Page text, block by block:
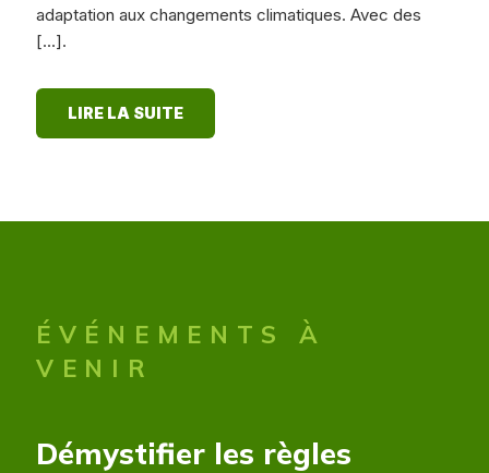
adaptation aux changements climatiques. Avec des
[...].
LIRE LA SUITE
ÉVÉNEMENTS À
VENIR
Démystifier les règles